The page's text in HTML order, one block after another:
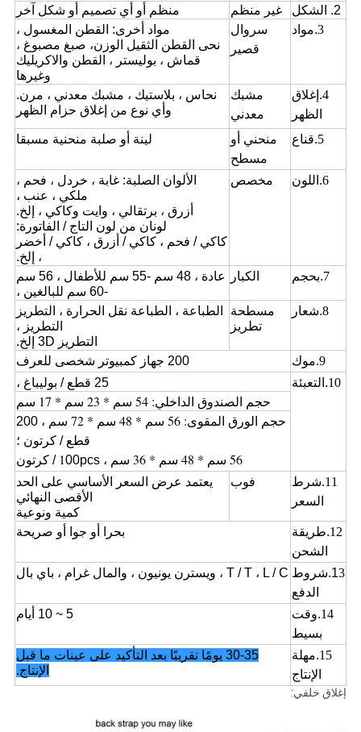
2. الشكل
غير منظم
منظم أو أي تصميم أو شكل آخر
3.مواد
سروال
قصير
مواد أخرى: القطن المغسول ،
نحى القطن الثقيل الوزن، صبغ مصبوغ ،
قماش ، بوليستر ، القطن والاكريليك
وغيرها
4.إغلاق
الظهر
مشبك
معدني
نحاس ، بلاستيك ، مشبك معدني ، مرن.
وأي نوع من إغلاق حزام الظهر
5.قناع
منحني أو
مسطح
لينة أو صلبة منحنية مسبقا
6.اللون مخصص
الألوان الصلبة: غابة ، خردل ، فحم ،
ملكي ، عنب ،
أزرق ، برتقالي ، وايت وكاكي ، إلخ.
لونان من لون التاج / الفاتورة:
كاكي / فحم ، كاكي / أزرق ، كاكي / أخضر
، إلخ.
7.بحجم الكبار
عادة ، 48 سم -55 سم للأطفال ، 56 سم
-60 سم للبالغين ،
8.شعار
مسطحة
تطريز
الطباعة ، الطباعة نقل الحرارة ، التطريز
التطريز ،
التطريز 3D إلخ.
9.موك
200 جهاز كمبيوتر شخصى للعرف
10.التعبئة 25 قطع / بوليباغ ،
حجم الصندوق الداخلي: 54 سم * 23 سم * 17 سم
حجم الورق المقوى: 56 سم * 48 سم * 72 سم ،
200
قطع / كرتون ؛
56 سم * 48 سم * 36 سم ،
00pcs / كرتون
11.شرط
السعر
فوب
يعتمد عرض السعر الأساسي على الحد
الأقصى النهائي
كمية ونوعية
12.طريقة
الشحن
بحرا أو جوا أو صريحة
13 .شروط
الدفع
T / T ، L / C ، ويسترن يونيون ، والمال غرام ، باي بال
14.وقت
بسيط
5 ~ 10 أيام
15
.مهلة
الإنتاج
30-35 يومًا تقريبًا بعد التأكيد على عينات ما قبل
الإنتاج.
إغلاق خلفي: